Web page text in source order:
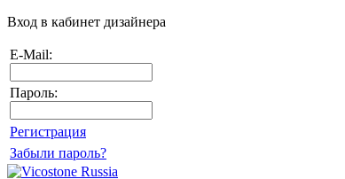
Вход в кабинет дизайнера
E-Mail:
Пароль:
Регистрация
Забыли пароль?